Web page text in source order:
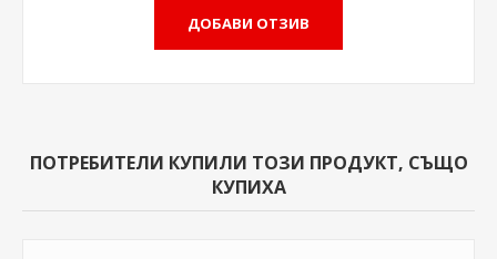
ПОТРЕБИТЕЛИ КУПИЛИ ТОЗИ ПРОДУКТ, СЪЩО
КУПИХА